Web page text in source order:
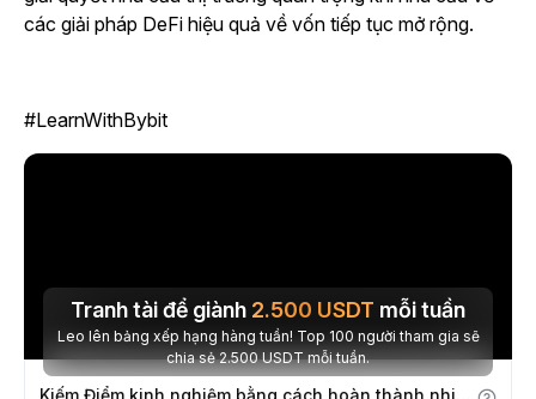
các giải pháp DeFi hiệu quả về vốn tiếp tục mở rộng.
#LearnWithBybit
Tranh tài để giành 2.500 USDT mỗi tuần
Leo lên bảng xếp hạng hàng tuần! Top 100 người tham gia sẽ
chia sẻ 2.500 USDT mỗi tuần.